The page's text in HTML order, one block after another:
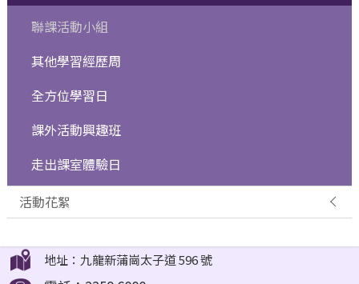
聯課活動小組
其他學習經歷周
全方位學習日
課外活動興趣班
走出課室體驗日
活動花絮
地址：九龍新蒲崗太子道 596 號